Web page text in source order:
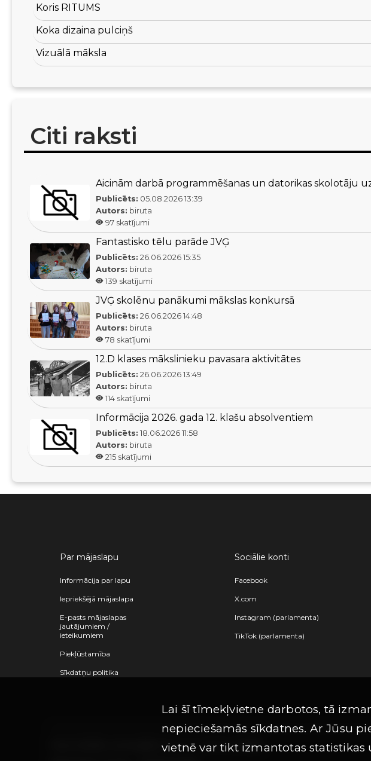
Koris RITUMS
Koka dizaina pulciņš
Vizuālā māksla
Citi raksti
Aicinām darbā programmēšanas un datorikas skolotāju
Publicēts: 05.08.2026 13:39
Autors: biruta
97 skatījumi
Fantastisko tēlu parāde JVĢ
Publicēts: 26.06.2026 15:35
Autors: biruta
139 skatījumi
JVĢ skolēnu panākumi mākslas konkursā
Publicēts: 26.06.2026 14:48
Autors: biruta
78 skatījumi
12.D klases mākslinieku pavasara aktivitātes
Publicēts: 26.06.2026 13:49
Autors: biruta
114 skatījumi
Informācija 2026. gada 12. klašu absolventiem
Publicēts: 18.06.2026 11:58
Autors: biruta
215 skatījumi
Par mājaslapu
Informācija par lapu
Iepriekšējā mājaslapa
E-pasts mājaslapas
jautājumiem /
ieteikumiem
Piekļūstamība
Sīkdatņu politika
Sociālie konti
Facebook
X.com
Instagram (parlamenta)
TikTok (parlamenta)
Visas tiesības aizsargātas ©Limro Studios| 2026
Lai šī tīmekļvietne darbotos, tā
nepieciešamās sīkdatnes. Ar Jūsu
vietnē var tikt izmantotas statistikas